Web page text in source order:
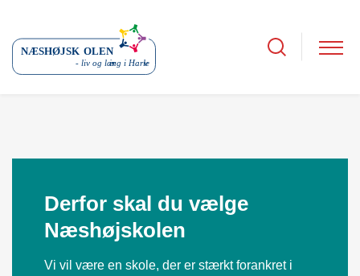
Derfor skal du vælge
Næshøjskolen
Vi vil være en skole, der er stærkt forankret i